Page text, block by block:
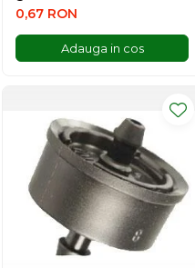
0,67 RON
Adauga in cos